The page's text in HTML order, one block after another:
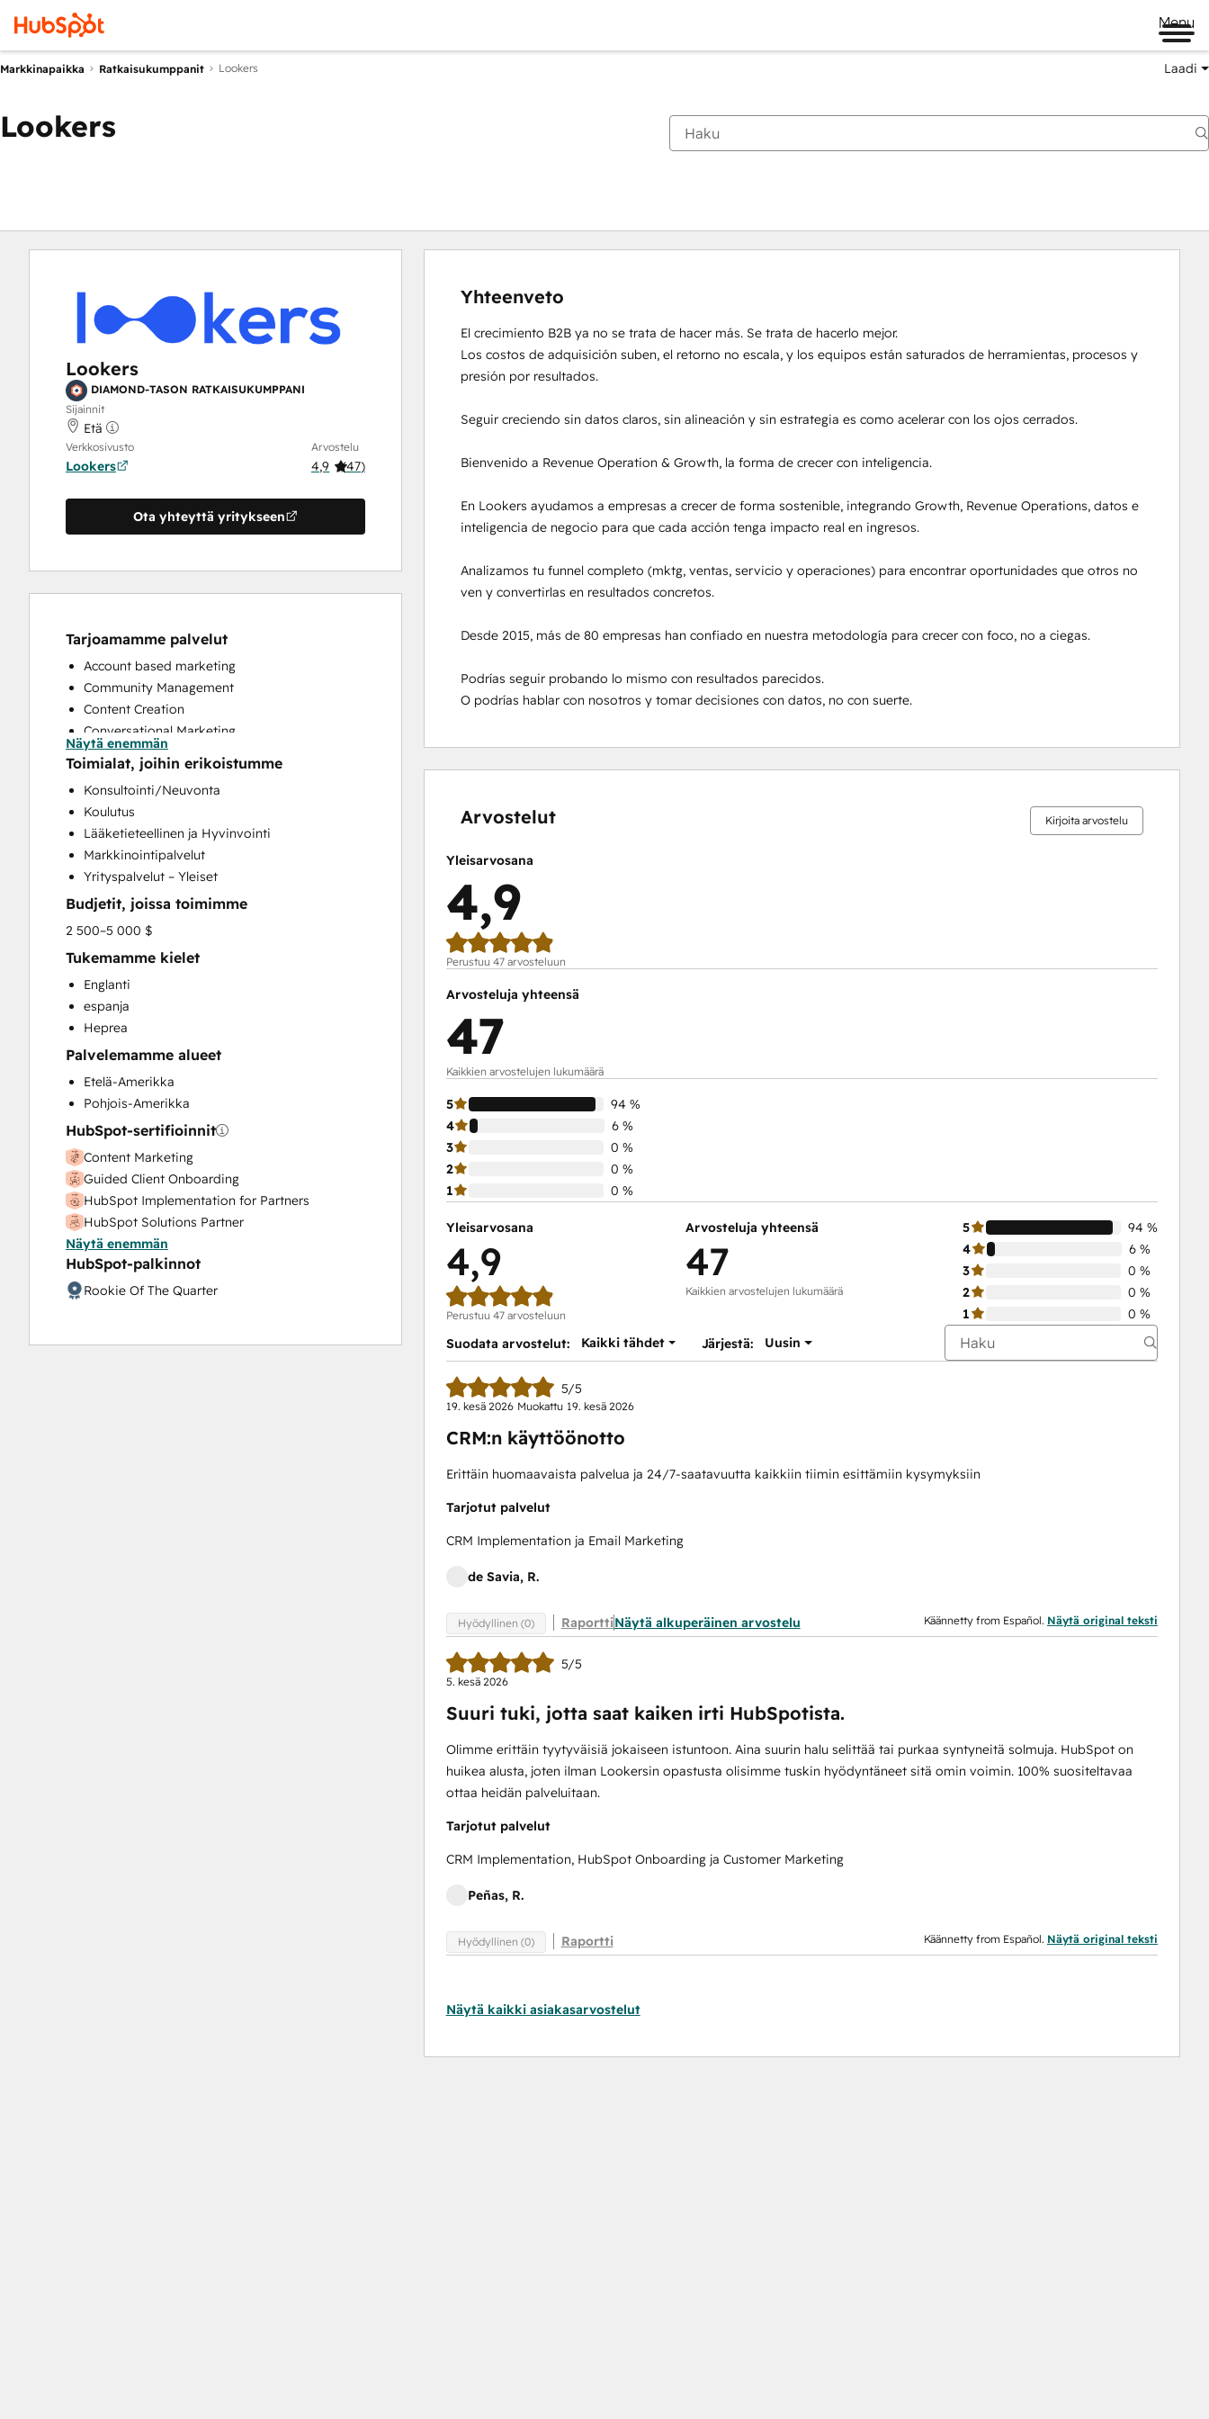
Menu
Markkinapaikka Ratkaisukumppanit Lookers Laadi
Lookers
Lookers
DIAMOND-TASON RATKAISUKUMPPANI
Sijainnit
Etä
Verkkosivusto
Lookers
Arvostelu
4,9 (47)
Ota yhteyttä yritykseen
Tarjoamamme palvelut
Account based marketing
Community Management
Content Creation
Conversational Marketing
CRM Implementation
CRM Migration
Custom API Integrations
Customer Marketing
Customer Success Training
Customer Support Training
Customer Survey and Analysis
Email Marketing
Full Inbound Marketing Services
HubSpot Onboarding
Knowledge Base Development
Paid Advertising
Sales and Marketing Alignment
Sales Coaching and Training
Sales Enablement
Search Engine Optimization
Website Design
Website Development
Website Migration
Näytä enemmän
Toimialat, joihin erikoistumme
Konsultointi/Neuvonta
Koulutus
Lääketieteellinen ja Hyvinvointi
Markkinointipalvelut
Yrityspalvelut – Yleiset
Budjetit, joissa toimimme
2 500–5 000 $
Tukemamme kielet
Englanti
espanja
Heprea
Palvelemamme alueet
Etelä-Amerikka
Pohjois-Amerikka
HubSpot-sertifioinnit
Content Marketing
Guided Client Onboarding
HubSpot Implementation for Partners
HubSpot Solutions Partner
Inbound Sales
Näytä enemmän
HubSpot-palkinnot
Rookie Of The Quarter
Yhteenveto
El crecimiento B2B ya no se trata de hacer más. Se trata de hacerlo mejor.
Los costos de adquisición suben, el retorno no escala, y los equipos están saturados de herramientas, procesos y
presión por resultados.
Seguir creciendo sin datos claros, sin alineación y sin estrategia es como acelerar con los ojos cerrados.
Bienvenido a Revenue Operation & Growth, la forma de crecer con inteligencia.
En Lookers ayudamos a empresas a crecer de forma sostenible, integrando Growth, Revenue Operations, datos e
inteligencia de negocio para que cada acción tenga impacto real en ingresos.
Analizamos tu funnel completo (mktg, ventas, servicio y operaciones) para encontrar oportunidades que otros no
ven y convertirlas en resultados concretos.
Desde 2015, más de 80 empresas han confiado en nuestra metodología para crecer con foco, no a ciegas.
Podrías seguir probando lo mismo con resultados parecidos.
O podrías hablar con nosotros y tomar decisiones con datos, no con suerte.
Arvostelut Kirjoita arvostelu
Yleisarvosana
4,9
Perustuu 47 arvosteluun
Arvosteluja yhteensä
47
Kaikkien arvostelujen lukumäärä
5
94 %
4
6 %
3
0 %
2
0 %
1
0 %
Yleisarvosana
4,9
Perustuu 47 arvosteluun
Arvosteluja yhteensä
47
Kaikkien arvostelujen lukumäärä
5
94 %
4
6 %
3
0 %
2
0 %
1
0 %
Suodata arvostelut:
Kaikki tähdet Järjestä: Uusin
5/5
19. kesä 2026 Muokattu 19. kesä 2026
CRM:n käyttöönotto
Erittäin huomaavaista palvelua ja 24/7-saatavuutta kaikkiin tiimin esittämiin kysymyksiin
Tarjotut palvelut
CRM Implementation ja Email Marketing
de Savia, R.
Hyödyllinen (0) RaporttiNäytä alkuperäinen arvostelu Käännetty from Español. Näytä original teksti
5/5
5. kesä 2026
Suuri tuki, jotta saat kaiken irti HubSpotista.
Olimme erittäin tyytyväisiä jokaiseen istuntoon. Aina suurin halu selittää tai purkaa syntyneitä solmuja. HubSpot on
huikea alusta, joten ilman Lookersin opastusta olisimme tuskin hyödyntäneet sitä omin voimin. 100% suositeltavaa
ottaa heidän palveluitaan.
Tarjotut palvelut
CRM Implementation, HubSpot Onboarding ja Customer Marketing
Peñas, R.
Hyödyllinen (0) Raportti Käännetty from Español. Näytä original teksti
Näytä kaikki asiakasarvostelut